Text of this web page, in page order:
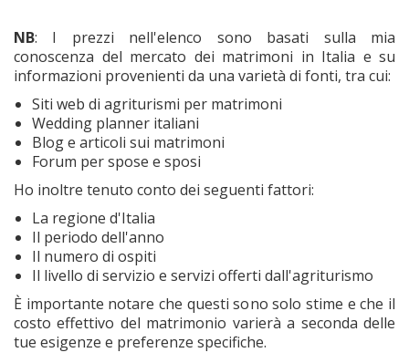
NB: I prezzi nell'elenco sono basati sulla mia
conoscenza del mercato dei matrimoni in Italia e su
informazioni provenienti da una varietà di fonti, tra cui:
Siti web di agriturismi per matrimoni
Wedding planner italiani
Blog e articoli sui matrimoni
Forum per spose e sposi
Ho inoltre tenuto conto dei seguenti fattori:
La regione d'Italia
Il periodo dell'anno
Il numero di ospiti
Il livello di servizio e servizi offerti dall'agriturismo
È importante notare che questi sono solo stime e che il
costo effettivo del matrimonio varierà a seconda delle
tue esigenze e preferenze specifiche.